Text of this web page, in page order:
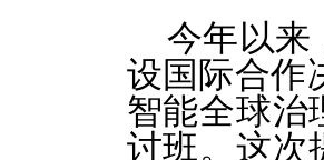
今年以来
设国际合作
智能全球治
讨班。这次